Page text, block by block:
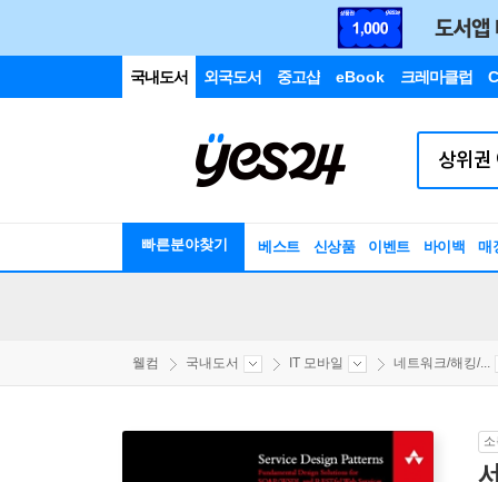
국내도서 외국도서 중고샵 eBook 크레마클럽
빠른분야찾기 베스트 신상품 이벤트 바이백 매
웰컴 국내도서 IT 모바일 네트워크/해킹/...